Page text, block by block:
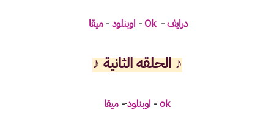
درايف-
Ok
- اوبنلود- ميقا
♪الحلقه الثانية ♪
ok
- اوبنلود- ميقا